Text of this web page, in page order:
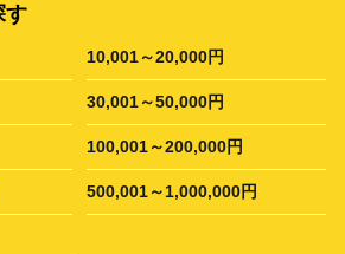
す
10,001～20,000円
30,001～50,000円
100,001～200,000円
500,001～1,000,000円